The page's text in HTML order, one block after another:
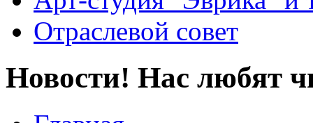
Отраслевой совет
Новости! Нас любят